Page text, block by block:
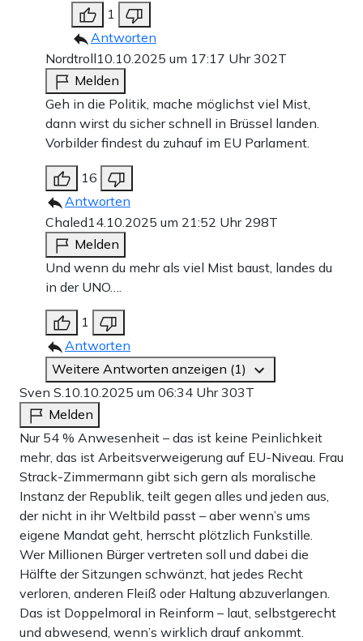
1
Antworten
Nordtroll10.10.2025 um 17:17 Uhr302T
Melden
Geh in die Politik, mache möglichst viel Mist,
dann wirst du sicher schnell in Brüssel landen.
Vorbilder findest du zuhauf im EU Parlament.
16
Antworten
Chaled14.10.2025 um 21:52 Uhr 298T
Melden
Und wenn du mehr als viel Mist baust, landes du
in der UNO….
1
Antworten
Weitere Antworten anzeigen (1)
Sven S. 10.10.2025 um 06:34 Uhr303T
Melden
Nur 54 % Anwesenheit – das ist keine Peinlichkeit
mehr, das ist Arbeitsverweigerung auf EU-Niveau. Frau
Strack-Zimmermann gibt sich gern als moralische
Instanz der Republik, teilt gegen alles und jeden aus,
der nicht in ihr Weltbild passt – aber wenn’s ums
eigene Mandat geht, herrscht plötzlich Funkstille.
Wer Millionen Bürger vertreten soll und dabei die
Hälfte der Sitzungen schwänzt, hat jedes Recht
verloren, anderen Fleiß oder Haltung abzuverlangen.
Das ist Doppelmoral in Reinform – laut, selbstgerecht
und abwesend, wenn’s wirklich drauf ankommt.